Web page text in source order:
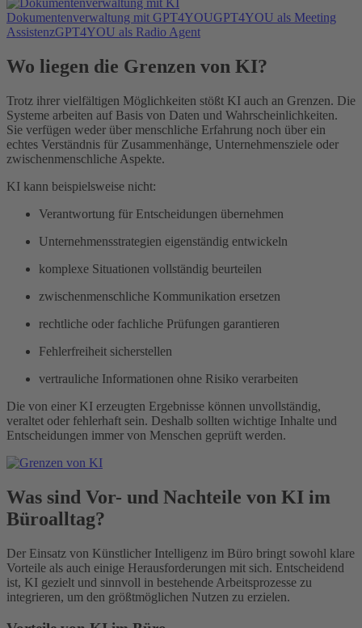
Dokumentenverwaltung mit GPT4YOUGPT4YOU als Meeting
AssistenzGPT4YOU als Radio Agent
Wo liegen die Grenzen von KI?
Trotz ihrer vielfältigen Möglichkeiten stößt KI auch an Grenzen. Die
Systeme arbeiten auf Basis von Daten und Wahrscheinlichkeiten.
Sie verfügen weder über menschliche Erfahrung noch über ein
echtes Verständnis für Zusammenhänge, Unternehmensziele oder
zwischenmenschliche Aspekte.
KI kann beispielsweise nicht:
Verantwortung für Entscheidungen übernehmen
Unternehmensstrategien eigenständig entwickeln
komplexe Situationen vollständig beurteilen
zwischenmenschliche Kommunikation ersetzen
rechtliche oder fachliche Prüfungen garantieren
Fehlerfreiheit sicherstellen
vertrauliche Informationen ohne Risiko verarbeiten
Die von einer KI erzeugten Ergebnisse können unvollständig,
veraltet oder fehlerhaft sein. Deshalb sollten wichtige Inhalte und
Entscheidungen immer von Menschen geprüft werden.
Was sind Vor- und Nachteile von KI im
Büroalltag?
Der Einsatz von Künstlicher Intelligenz im Büro bringt sowohl klare
Vorteile als auch einige Herausforderungen mit sich. Entscheidend
ist, KI gezielt und sinnvoll in bestehende Arbeitsprozesse zu
integrieren, um den größtmöglichen Nutzen zu erzielen.